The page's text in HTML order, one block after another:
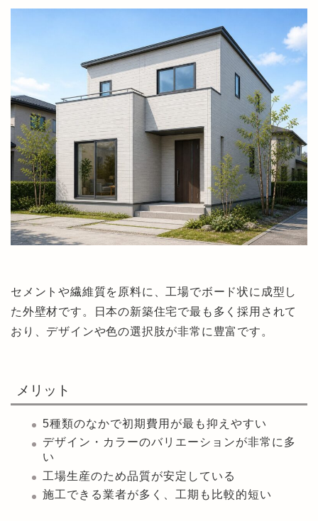
セメントや繊維質を原料に、工場でボード状に成型し
た外壁材です。日本の新築住宅で最も多く採用されて
おり、デザインや色の選択肢が非常に豊富です。
メリット
5種類のなかで初期費用が最も抑えやすい
デザイン・カラーのバリエーションが非常に多
い
工場生産のため品質が安定している
施工できる業者が多く、工期も比較的短い